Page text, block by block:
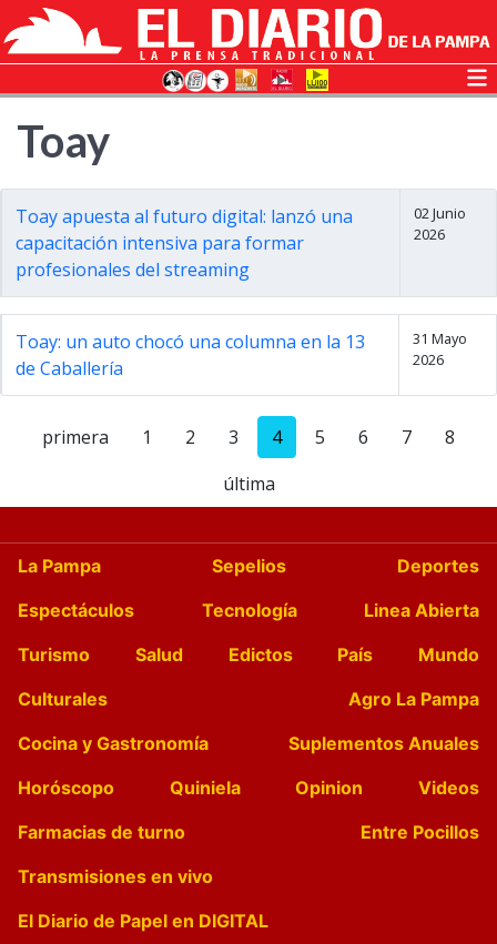
Toay
Toay apuesta al futuro digital: lanzó una
capacitación intensiva para formar
profesionales del streaming
02 Junio
2026
Toay: un auto chocó una columna en la 13
de Caballería
31 Mayo
2026
primera 1 2 3 4 5 6 7
8
última
La Pampa Sepelios
Deportes
Espectáculos
Tecnología
Linea Abierta
Turismo
Salud Edictos País
Mundo
Culturales
Agro La Pampa
Cocina y Gastronomía
Suplementos Anuales
Horóscopo
Quiniela Opinion
Videos
Farmacias de turno
Entre Pocillos
Transmisiones en vivo
El Diario de Papel en DIGITAL